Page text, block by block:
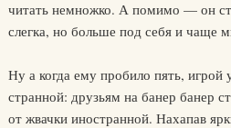
читать немножко. А помимо — он
слегка, но больше под себя и чаще
Ну а когда ему пробило пять, игрой
странной: друзьям на банер банер
от жвачки иностранной. Нахапав